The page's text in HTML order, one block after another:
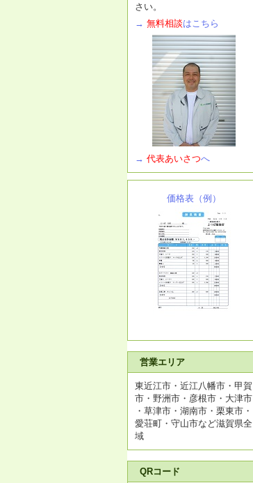
さい。
→ 無料相談はこちら
→ 代表あいさつへ
価格表（例）
営業エリア
東近江市・近江八幡市・甲賀
市・野洲市・彦根市・大津市
・草津市・湖南市・栗東市・
愛荘町・守山市など滋賀県全
域
QRコード